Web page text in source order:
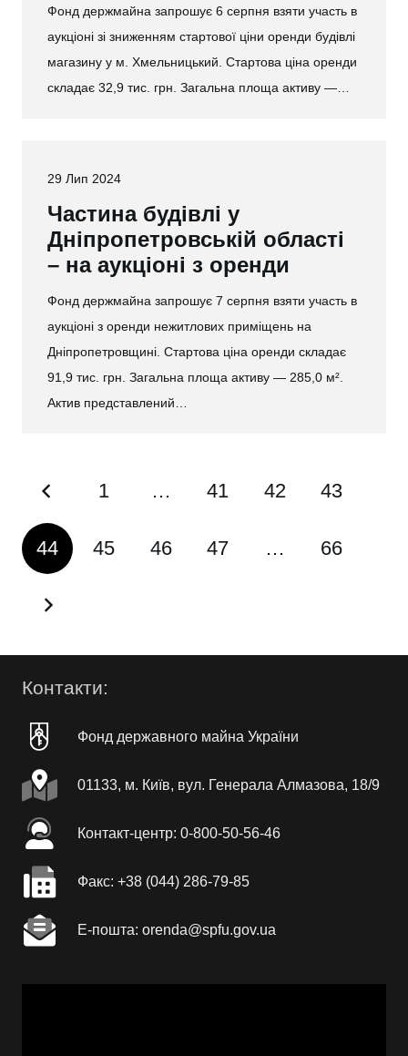
Фонд держмайна запрошує 6 серпня взяти участь в
аукціоні зі зниженням стартової ціни оренди будівлі
магазину у м. Хмельницький. Стартова ціна оренди
складає 32,9 тис. грн. Загальна площа активу —…
29 Лип 2024
Частина будівлі у
Дніпропетровській області
– на аукціоні з оренди
Фонд держмайна запрошує 7 серпня взяти участь в
аукціоні з оренди нежитлових приміщень на
Дніпропетровщині. Стартова ціна оренди складає
91,9 тис. грн. Загальна площа активу — 285,0 м².
Актив представлений…
1 … 41 42 43
44 45 46 47 … 66
Контакти:
Фонд державного майна України
01133, м. Київ, вул. Генерала Алмазова, 18/9
Контакт-центр: 0-800-50-56-46
Факc: +38 (044) 286-79-85
Е-пошта: orenda@spfu.gov.ua